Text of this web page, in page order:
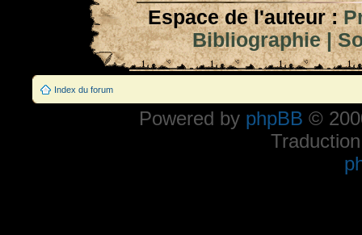
Espace de l'auteur :
Bibliographie|
Index du forum
Powered by phpBB ©